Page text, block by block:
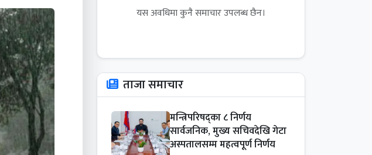
यस अवधिमा कुनै समाचार उपलब्ध छैन।
ताजा समाचार
मन्त्रिपरिषद्का ८ निर्णय
सार्वजनिक, मुख्य सचिवदेखि गेटा
अस्पतालसम्म महत्वपूर्ण निर्णय